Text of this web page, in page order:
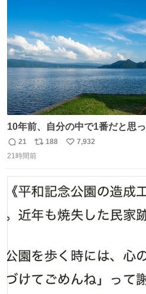
10年前、自分の中で1番だと思
ない
返
信
21
リ
ポ
ト
数
188
い
数
7,932
21時間前